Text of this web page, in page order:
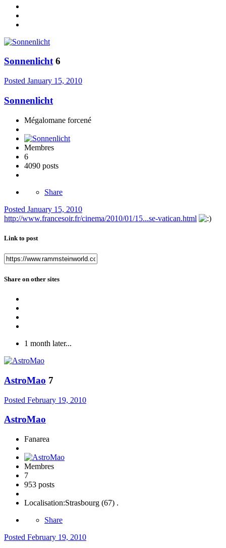
Sonnenlicht 6
Posted January 15, 2010
Sonnenlicht
Mégalomane forcené
Membres
6
4090 posts
Share
Posted January 15, 2010
http://www.francesoir.fr/cinema/2010/01/15...se-vatican.html
Link to post
Share on other sites
1 month later...
AstroMao 7
Posted February 19, 2010
AstroMao
Fanarea
Membres
7
953 posts
Localisation:Strasbourg (67) .
Share
Posted February 19, 2010